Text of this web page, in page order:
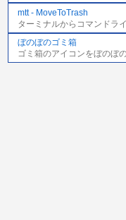
mtt - MoveToTrash
ターミナルからコマンドラ
ぼのぼのゴミ箱
ゴミ箱のアイコンをぼのぼ